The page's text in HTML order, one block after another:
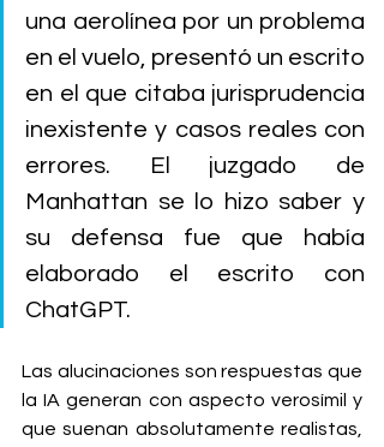
una aerolínea por un problema
en el vuelo, presentó un escrito
en el que citaba jurisprudencia
inexistente y casos reales con
errores. El juzgado de
Manhattan se lo hizo saber y
su defensa fue que había
elaborado el escrito con
ChatGPT.
Las alucinaciones son respuestas que
la IA generan con aspecto verosímil y
que suenan absolutamente realistas,